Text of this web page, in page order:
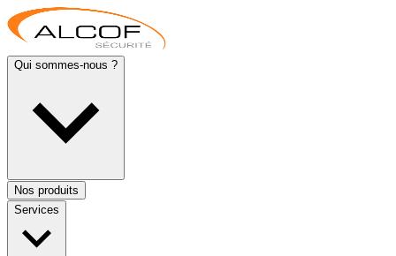
Qui sommes-nous ?
Nos produits
Services